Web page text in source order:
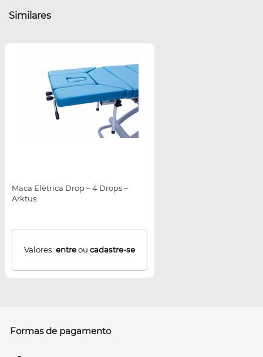
Similares
Maca Elétrica Drop – 4 Drops –
Arktus
Valores: entreou cadastre-se
Formas de pagamento